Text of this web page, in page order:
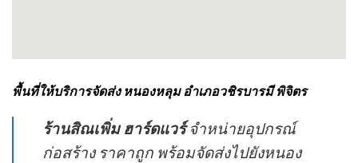
พื้นที่ให้บริการจัดส่ง หนองหลุม อำเภอวชิรบารมี พิจิตร
ร้านสิณเพิ่ม ฮาร์ดแวร์จำหน่ายอุปกรณ์
ก่อสร้าง ราคาถูก พร้อมจัดส่งไปยังหนอง